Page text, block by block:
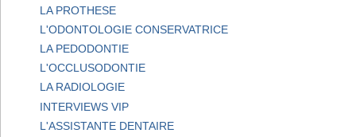
LA PROTHESE
L'ODONTOLOGIE CONSERVATRICE
LA PEDODONTIE
L'OCCLUSODONTIE
LA RADIOLOGIE
INTERVIEWS VIP
L'ASSISTANTE DENTAIRE